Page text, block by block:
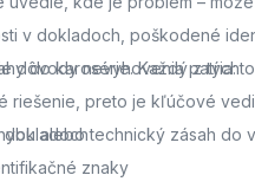
v dokladoch, poškodené
do karosérie. Každý z týchto
riešenie, preto je kľúčové
alebo technický zásah do
dôvody nevyhovenia patria:
dokladoch
znaky